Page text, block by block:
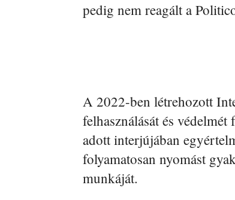
pedig nem reagált a
A 2022-ben létrehozott
felhasználását és védelmét
adott interjújában
folyamatosan nyomást
munkáját.